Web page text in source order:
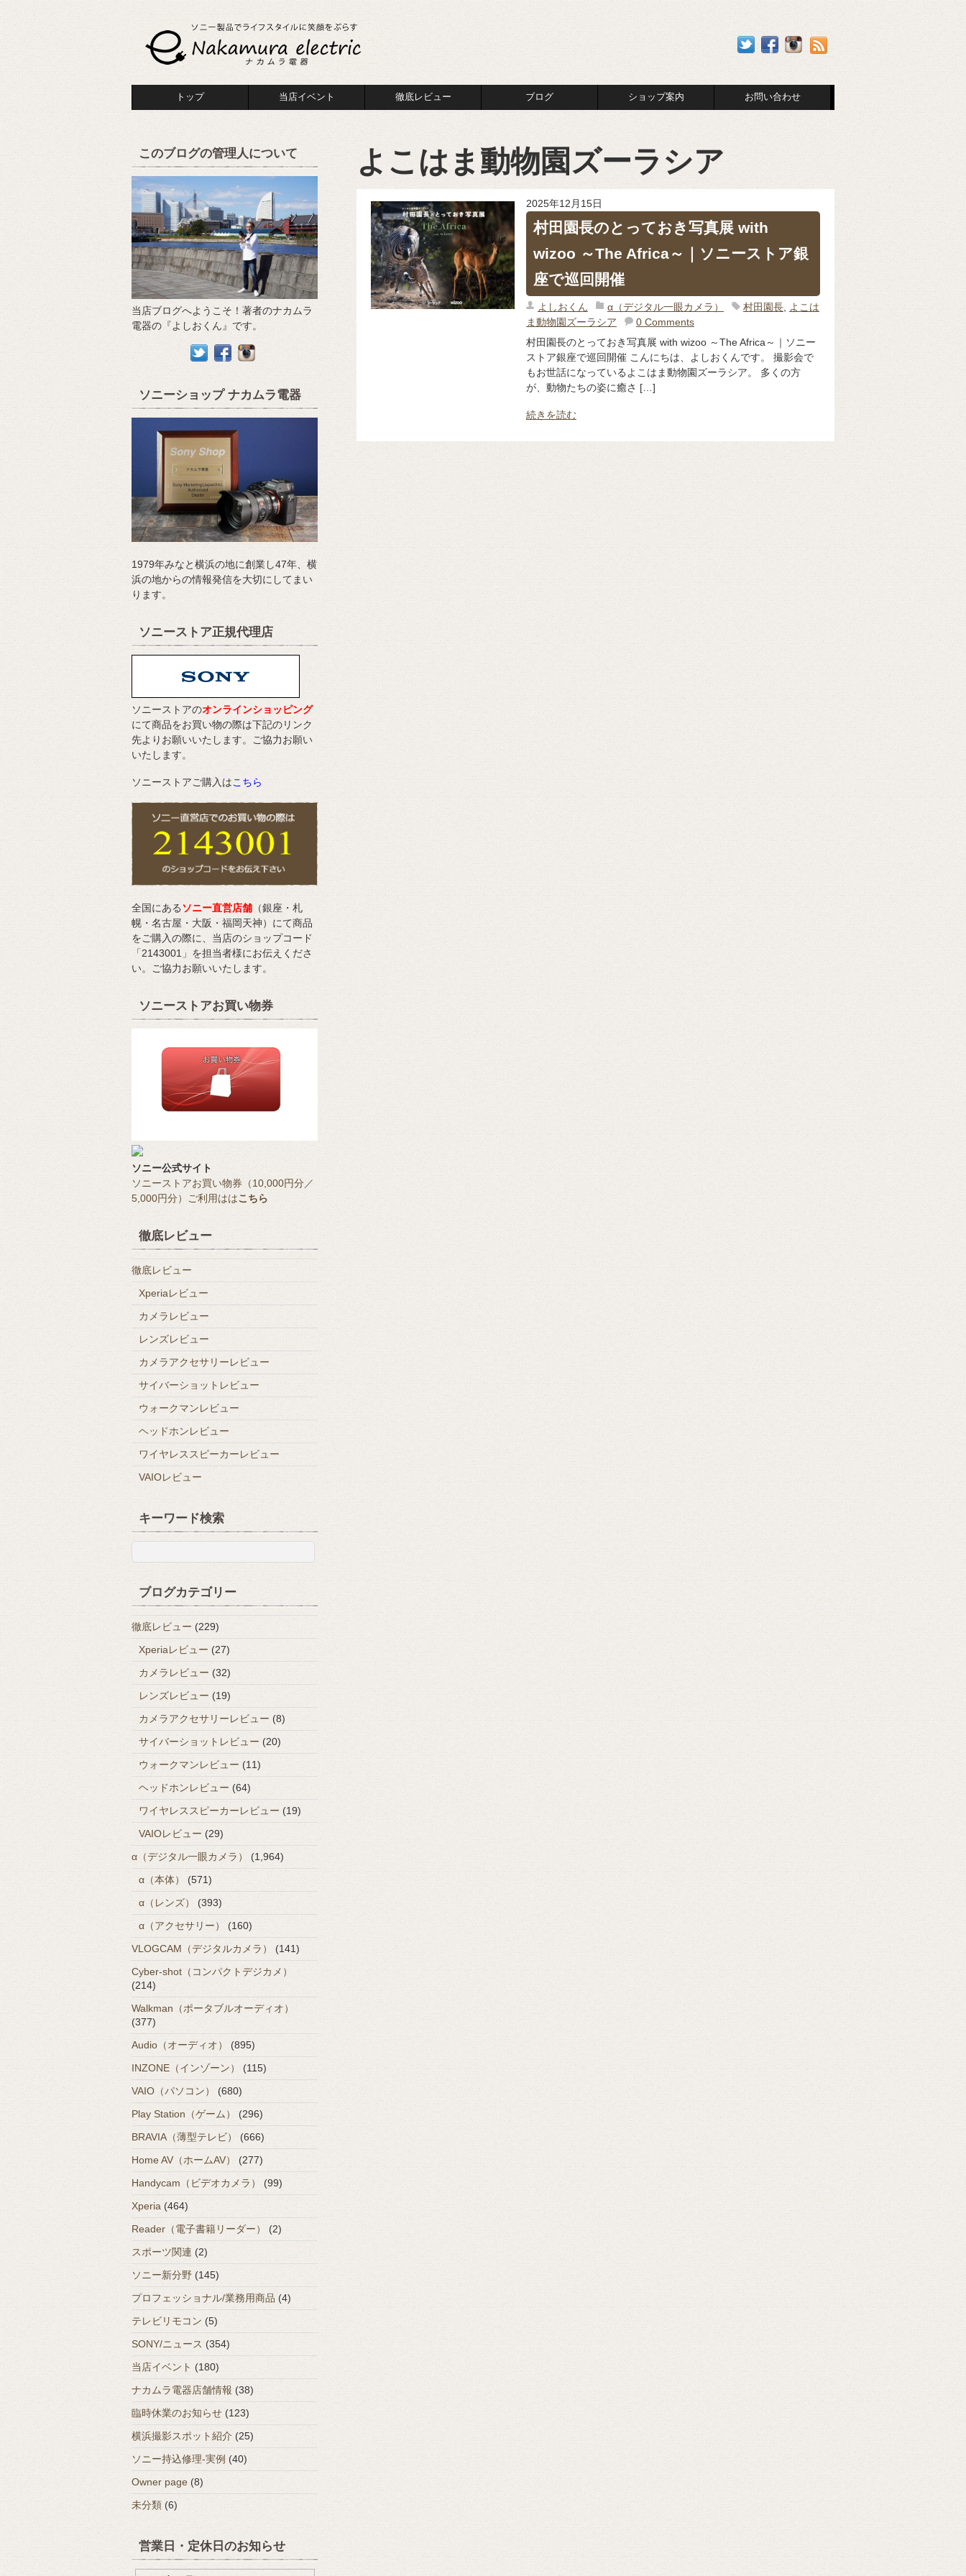
トップ 当店イベント 徹底レビュー ブログ ショップ案内 お問い合わせ
よこはま動物園ズーラシア
2025年12月15日
村田園長のとっておき写真展 with
wizoo ～The Africa～｜ソニーストア銀
座で巡回開催
よしおくん α（デジタル一眼カメラ） 村田園長,
よこは
ま動物園ズーラシア
0 Comments
村田園長のとっておき写真展 with wizoo ～The Africa～｜ソニー
ストア銀座で巡回開催 こんにちは、よしおくんです。 撮影会で
もお世話になっているよこはま動物園ズーラシア。 多くの方
が、動物たちの姿に癒さ […]
続きを読む
このブログの管理人について
当店ブログへようこそ！著者のナカムラ
電器の『よしおくん』です。
ソニーショップ ナカムラ電器
1979年みなと横浜の地に創業し47年、横
浜の地からの情報発信を大切にしてまい
ります。
ソニーストア正規代理店
ソニーストアのオンラインショッピング
にて商品をお買い物の際は下記のリンク
先よりお願いいたします。ご協力お願い
いたします。
ソニーストアご購入はこちら
全国にあるソニー直営店舗 （銀座・札
幌・名古屋・大阪・福岡天神）にて商品
をご購入の際に、当店のショップコード
「2143001」を担当者様にお伝えくださ
い。ご協力お願いいたします。
ソニーストアお買い物券
ソニー公式サイト
ソニーストアお買い物券（10,000円分／
5,000円分）ご利用ははこちら
徹底レビュー
徹底レビュー
Xperiaレビュー
カメラレビュー
レンズレビュー
カメラアクセサリーレビュー
サイバーショットレビュー
ウォークマンレビュー
ヘッドホンレビュー
ワイヤレススピーカーレビュー
VAIOレビュー
キーワード検索
ブログカテゴリー
徹底レビュー (229)
Xperiaレビュー(27)
カメラレビュー (32)
レンズレビュー (19)
カメラアクセサリーレビュー (8)
サイバーショットレビュー (20)
ウォークマンレビュー (11)
ヘッドホンレビュー (64)
ワイヤレススピーカーレビュー (19)
VAIOレビュー (29)
α（デジタル一眼カメラ）
(1,964)
α（本体）
(571)
α（レンズ）
(393)
α（アクセサリー）
(160)
VLOGCAM（デジタルカメラ）
(141)
Cyber-shot（コンパクトデジカメ）
(214)
Walkman（ポータブルオーディオ）
(377)
Audio（オーディオ）
(895)
INZONE（インゾーン）
(115)
VAIO（パソコン）
(680)
Play Station（ゲーム）
(296)
BRAVIA（薄型テレビ）
(666)
Home AV（ホームAV）
(277)
Handycam（ビデオカメラ）
(99)
Xperia (464)
Reader（電子書籍リーダー）
(2)
スポーツ関連 (2)
ソニー新分野 (145)
プロフェッショナル/業務用商品 (4)
テレビリモコン (5)
SONY/ニュース (354)
当店イベント (180)
ナカムラ電器店舗情報 (38)
臨時休業のお知らせ (123)
横浜撮影スポット紹介 (25)
ソニー持込修理-実例 (40)
Owner page (8)
未分類 (6)
営業日・定休日のお知らせ